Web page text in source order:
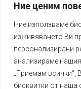
Ние ценим
Ние използваме
изживяването Ви
персонализирани
анализираме
„Приемам всички“,
бисквитки от наша